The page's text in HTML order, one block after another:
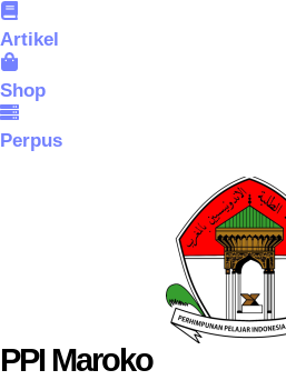
Artikel
Shop
Perpus
PPI Maroko